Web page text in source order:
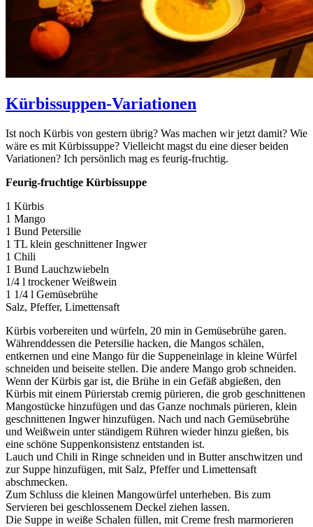
Kürbissuppen-Variationen
Ist noch Kürbis von gestern übrig? Was machen wir jetzt damit? Wie
wäre es mit Kürbissuppe? Vielleicht magst du eine dieser beiden
Variationen? Ich persönlich mag es feurig-fruchtig.
Feurig-fruchtige Kürbissuppe
1 Kürbis
1 Mango
1 Bund Petersilie
1 TL klein geschnittener Ingwer
1 Chili
1 Bund Lauchzwiebeln
1/4 l trockener Weißwein
1 1/4 l Gemüsebrühe
Salz, Pfeffer, Limettensaft
Kürbis vorbereiten und würfeln, 20 min in Gemüsebrühe garen.
Währenddessen die Petersilie hacken, die Mangos schälen,
entkernen und eine Mango für die Suppeneinlage in kleine Würfel
schneiden und beiseite stellen. Die andere Mango grob schneiden.
Wenn der Kürbis gar ist, die Brühe in ein Gefäß abgießen, den
Kürbis mit einem Pürierstab cremig pürieren, die grob geschnittenen
Mangostücke hinzufügen und das Ganze nochmals pürieren, klein
geschnittenen Ingwer hinzufügen. Nach und nach Gemüsebrühe
und Weißwein unter ständigem Rühren wieder hinzu gießen, bis
eine schöne Suppenkonsistenz entstanden ist.
Lauch und Chili in Ringe schneiden und in Butter anschwitzen und
zur Suppe hinzufügen, mit Salz, Pfeffer und Limettensaft
abschmecken.
Zum Schluss die kleinen Mangowürfel unterheben. Bis zum
Servieren bei geschlossenem Deckel ziehen lassen.
Die Suppe in weiße Schalen füllen, mit Creme fresh marmorieren